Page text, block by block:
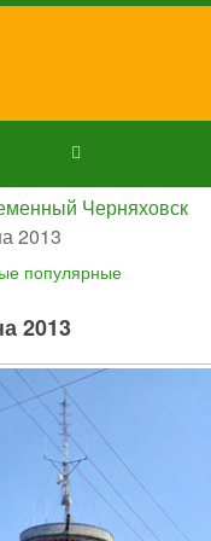
Черняховск
2013
популярные
2013